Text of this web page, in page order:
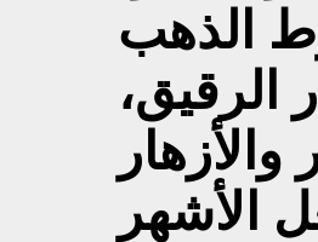
الذهب
الرقيق،
الأشهر